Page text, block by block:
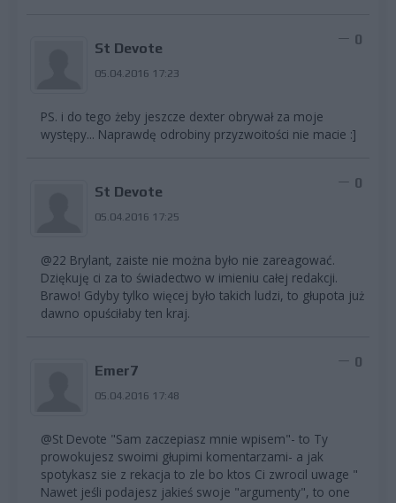
St Devote
05.04.2016 17:23
0
PS. i do tego żeby jeszcze dexter obrywał za moje
występy... Naprawdę odrobiny przyzwoitości nie macie :]
St Devote
05.04.2016 17:25
0
@22 Brylant, zaiste nie można było nie zareagować.
Dziękuję ci za to świadectwo w imieniu całej redakcji.
Brawo! Gdyby tylko więcej było takich ludzi, to głupota już
dawno opuściłaby ten kraj.
Emer7
05.04.2016 17:48
0
@St Devote "Sam zaczepiasz mnie wpisem"- to Ty
prowokujesz swoimi głupimi komentarzami- a jak
spotykasz sie z rekacja to zle bo ktos Ci zwrocil uwage "
Nawet jeśli podajesz jakieś swoje "argumenty", to one